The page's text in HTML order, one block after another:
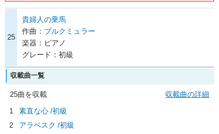
25
貴婦人の乗馬
作曲： ブルクミュラー
楽器：ピアノ
グレード：初級
収載曲一覧
25曲を収載
収載曲の詳細
1
素直な心 /初級
2
アラベスク /初級